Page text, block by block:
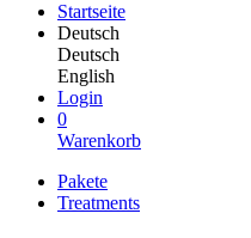
Startseite
Deutsch
Deutsch
English
Login
0
Warenkorb
Pakete
Treatments